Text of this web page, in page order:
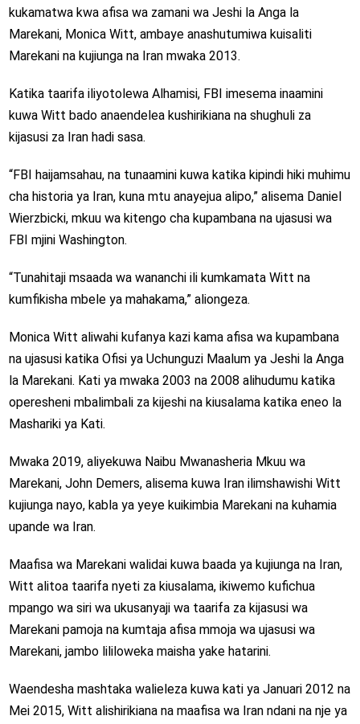
kukamatwa kwa afisa wa zamani wa Jeshi la Anga la
Marekani, Monica Witt, ambaye anashutumiwa kuisaliti
Marekani na kujiunga na Iran mwaka 2013.
Katika taarifa iliyotolewa Alhamisi, FBI imesema inaamini
kuwa Witt bado anaendelea kushirikiana na shughuli za
kijasusi za Iran hadi sasa.
“FBI haijamsahau, na tunaamini kuwa katika kipindi hiki muhimu
cha historia ya Iran, kuna mtu anayejua alipo,” alisema Daniel
Wierzbicki, mkuu wa kitengo cha kupambana na ujasusi wa
FBI mjini Washington.
“Tunahitaji msaada wa wananchi ili kumkamata Witt na
kumfikisha mbele ya mahakama,” aliongeza.
Monica Witt aliwahi kufanya kazi kama afisa wa kupambana
na ujasusi katika Ofisi ya Uchunguzi Maalum ya Jeshi la Anga
la Marekani. Kati ya mwaka 2003 na 2008 alihudumu katika
operesheni mbalimbali za kijeshi na kiusalama katika eneo la
Mashariki ya Kati.
Mwaka 2019, aliyekuwa Naibu Mwanasheria Mkuu wa
Marekani, John Demers, alisema kuwa Iran ilimshawishi Witt
kujiunga nayo, kabla ya yeye kuikimbia Marekani na kuhamia
upande wa Iran.
Maafisa wa Marekani walidai kuwa baada ya kujiunga na Iran,
Witt alitoa taarifa nyeti za kiusalama, ikiwemo kufichua
mpango wa siri wa ukusanyaji wa taarifa za kijasusi wa
Marekani pamoja na kumtaja afisa mmoja wa ujasusi wa
Marekani, jambo lililoweka maisha yake hatarini.
Waendesha mashtaka walieleza kuwa kati ya Januari 2012 na
Mei 2015, Witt alishirikiana na maafisa wa Iran ndani na nje ya